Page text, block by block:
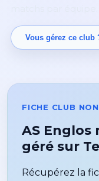
Vous gérez ce club
FICHE CLUB
AS Englos
géré sur
Récupérez la